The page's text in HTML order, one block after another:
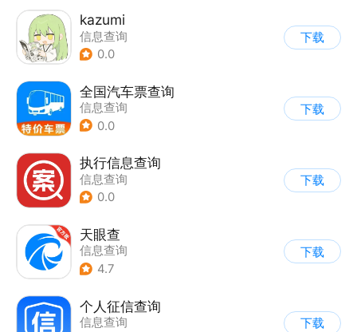
kazumi
信息查询
0.0
下载
全国汽车票查询
信息查询
0.0
下载
执行信息查询
信息查询
0.0
下载
天眼查
信息查询
4.7
下载
个人征信查询
信息查询
下载